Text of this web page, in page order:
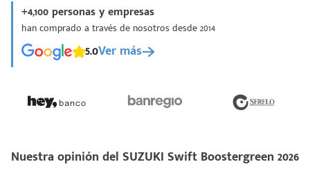
Nuestra opinión del SUZUKI Swift Boostergreen 2026
+4,100 personas y empresas
han comprado a través de nosotros desde 2014
5.0Ver más